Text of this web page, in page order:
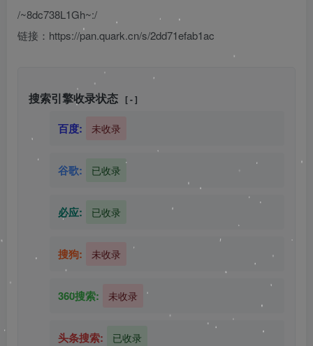
/~8dc738L1Gh~:/
链接：https://pan.quark.cn/s/2dd71efab1ac
搜索引擎收录状态 [ - ]
百度: 未收录
谷歌: 已收录
必应: 已收录
搜狗: 未收录
360搜索: 未收录
头条搜索: 已收录